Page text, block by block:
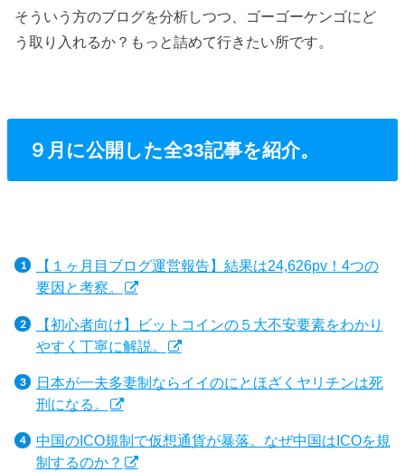
そういう方のブログを分析しつつ、ゴーゴーケンゴにど
う取り入れるか？もっと詰めて行きたい所です。
９月に公開した全33記事を紹介。
【１ヶ月目ブログ運営報告】結果は24,626pv！4つの
要因と考察。
【初心者向け】ビットコインの５大不安要素をわかり
やすく丁寧に解説。
日本が一夫多妻制ならイイのにとほざくヤリチンは死
刑になる。
中国のICO規制で仮想通貨が暴落。なぜ中国はICOを規
制するのか？